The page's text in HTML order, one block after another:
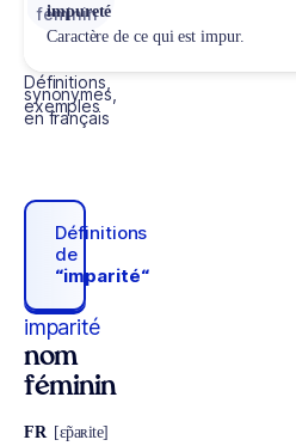
féminin
Définitions,
synonymes,
exemples
en français
Définitions
de
“imparité“
imparité
nom
féminin
FR [ɛ̃paʀite]
impureté
Caractère de ce qui est impur.